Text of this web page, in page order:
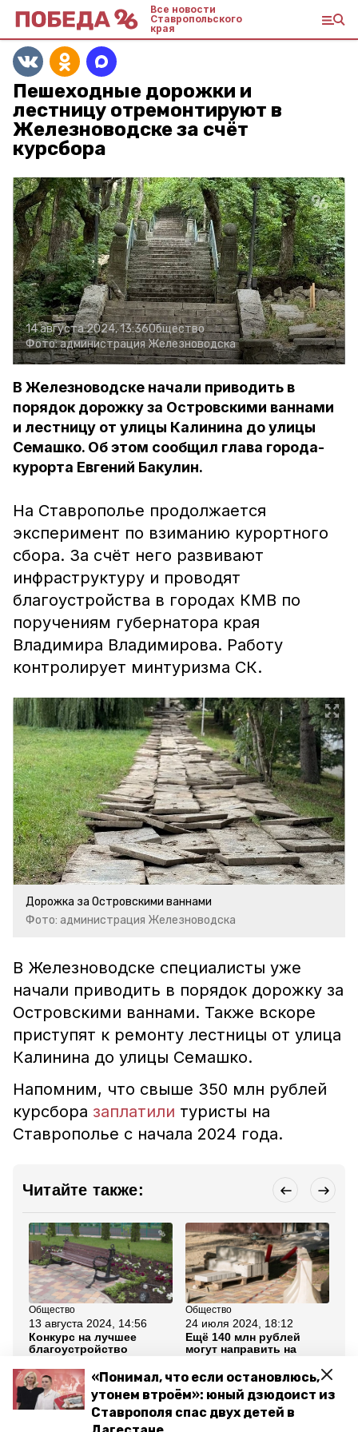
«Понимал, что если остановлюсь,
утонем втроём»: юный дзюдоист из
Ставрополя спас двух детей в
Все новости
Ставропольского
края
Пешеходные дорожки и
лестницу отремонтируют в
Железноводске за счёт
курсбора
14 августа 2024, 13:36Общество
Фото:администрация Железноводска
В Железноводске начали приводить в
порядок дорожку за Островскими ваннами
и лестницу от улицы Калинина до улицы
Семашко. Об этом сообщил глава города-
курорта Евгений Бакулин.
На Ставрополье продолжается
эксперимент по взиманию курортного
сбора. За счёт него развивают
инфраструктуру и проводят
благоустройства в городах КМВ по
поручениям губернатора края
Владимира Владимирова. Работу
контролирует минтуризма СК.
Дорожка за Островскими ваннами
Фото: администрация Железноводска
В Железноводске специалисты уже
начали приводить в порядок дорожку за
Островскими ваннами. Также вскоре
приступят к ремонту лестницы от улица
Калинина до улицы Семашко.
Напомним, что свыше 350 млн рублей
курсбора заплатили туристы на
Ставрополье с начала 2024 года.
Читайте также:
Общество
13 августа 2024, 14:56
Конкурс на лучшее
благоустройство
Изобильненском округе
Общество
24 июля 2024, 18:12
Ещё 140 млн рублей
могут направить на
Ставрополя в 2024 году
Все новости